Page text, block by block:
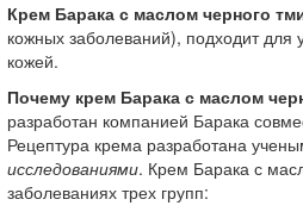
Крем Барака с маслом черного
кожных заболеваний), подходит для
кожей.
Почему крем Барака с маслом
разработан компанией Барака
Рецептура крема разработана
исследованиями. Крем Барака с
заболеваниях трех групп: